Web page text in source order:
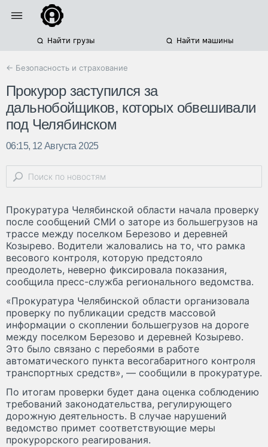
Найти грузы Найти машины
← Безопасность и страхование
Прокурор заступился за
дальнобойщиков, которых обвешивали
под Челябинском
06:15, 12 Августа 2025
Прокуратура Челябинской области начала проверку
после сообщений СМИ о заторе из большегрузов на
трассе между поселком Березово и деревней
Козырево. Водители жаловались на то, что рамка
весового контроля, которую предстояло
преодолеть, неверно фиксировала показания,
сообщила пресс-служба регионального ведомства.
«Прокуратура Челябинской области организовала
проверку по публикации средств массовой
информации о скоплении большегрузов на дороге
между поселком Березово и деревней Козырево.
Это было связано с перебоями в работе
автоматического пункта весогабаритного контроля
транспортных средств», — сообщили в прокуратуре.
По итогам проверки будет дана оценка соблюдению
требований законодательства, регулирующего
дорожную деятельность. В случае нарушений
ведомство примет соответствующие меры
прокурорского реагирования.